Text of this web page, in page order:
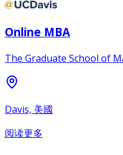
Online MBA
The Graduate School of
Davis, 美國
阅读更多